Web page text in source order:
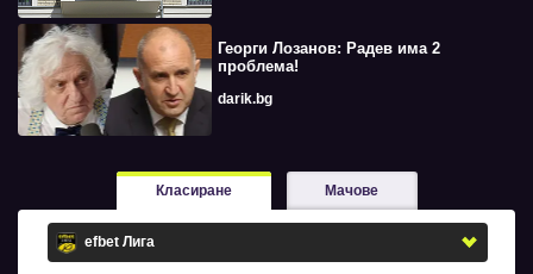
Георги Лозанов: Радев има 2
проблема!
darik.bg
Класиране Мачове